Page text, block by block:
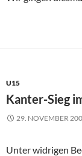
U15
Kanter-Sieg
29. NOVEMBER
Unter widrigen